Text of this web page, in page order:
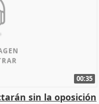
00:35
sin la oposición